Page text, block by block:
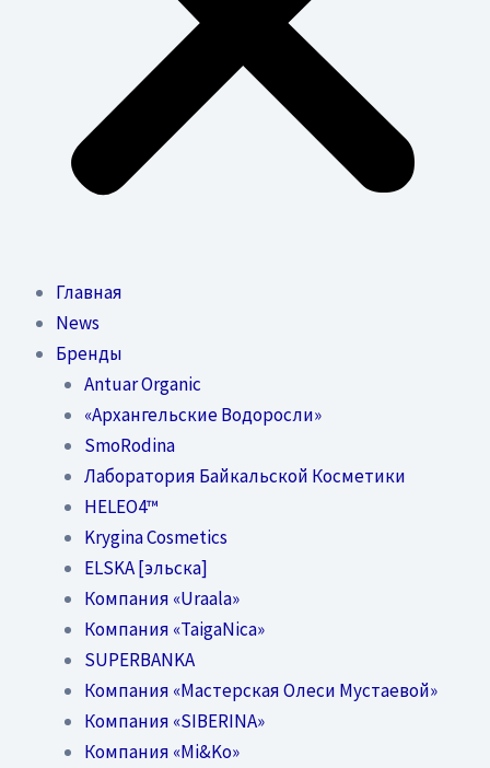
Главная
News
Бренды
Antuar Organic
«Архангельские Водоросли»
SmoRodina
Лаборатория Байкальской Косметики
HELEO4™
Krygina Cosmetics
ELSKA [эльска]
Компания «Uraala»
Компания «TaigaNica»
SUPERBANKA
Компания «Мастерская Олеси Мустаевой»
Компания «SIBERINA»
Компания «Mi&Ko»